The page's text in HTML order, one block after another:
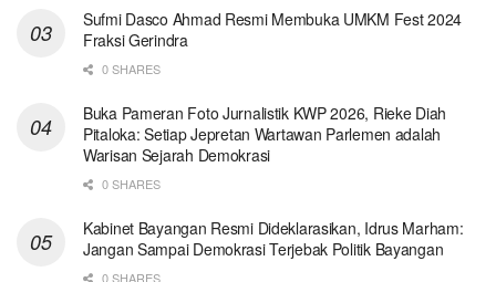
Sufmi Dasco Ahmad Resmi Membuka UMKM Fest 2024
Fraksi Gerindra
0 SHARES
Buka Pameran Foto Jurnalistik KWP 2026, Rieke Diah
Pitaloka: Setiap Jepretan Wartawan Parlemen adalah
Warisan Sejarah Demokrasi
0 SHARES
Kabinet Bayangan Resmi Dideklarasikan, Idrus Marham:
Jangan Sampai Demokrasi Terjebak Politik Bayangan
0 SHARES